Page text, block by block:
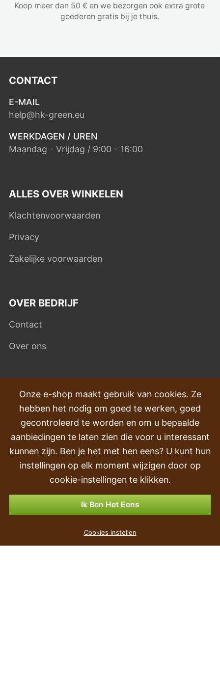
Koop meer dan 50 € en we bezorgen ook extra grote
goederen gratis bij je thuis.
CONTACT
E-MAIL
help@hk-green.eu
WERKDAGEN / UREN
Maandag - Vrijdag / 9:00 - 16:00
ALLES OVER WINKELEN
Klachtenvoorwaarden
Privacy
Zakelijke voorwaarden
OVER BEDRIJF
Contact
Over ons
VEEL GESTELDE VRAGEN
Klachten
Transport en levering
Volgorde
Retourneren & Terugbetalingen
Betalingsmogelijkheden
Onze e-shop maakt gebruik van cookies. Ze
hebben het nodig om goed te werken, goed
gecontroleerd te worden en om u bepaalde
aanbiedingen te laten zien die voor u interessant
kunnen zijn. Ben je het met hen eens? U kunt hun
instellingen op elk moment wijzigen door op
cookie-instellingen te klikken.
Ik Ben Het Eens
Cookies instellen